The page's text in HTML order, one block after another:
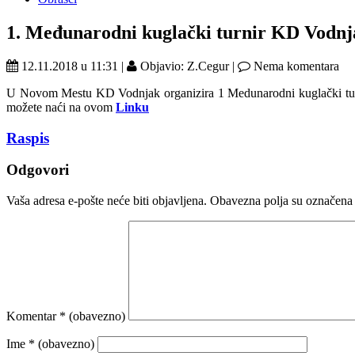
1. Međunarodni kuglački turnir KD
12.11.2018 u 11:31 | Objavio: Z.Cegur |
Nema komentara
U Novom Mestu KD Vodnjak organizira 1 Medunarodni kuglački
možete naći na ovom Linku
Raspis
Odgovori
Vaša adresa e-pošte neće biti objavljena. Obavezna polja su označena
Komentar * (obavezno)
Ime * (obavezno)